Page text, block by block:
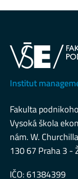
Institut
Fakulta
Vysoká škola
nám. W.
130 67 Praha 3 -
IČO: 61384399